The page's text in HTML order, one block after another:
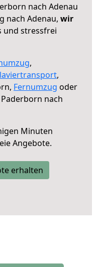
nach Adenau
nach Adenau, wir
und stressfrei
,
,
Fernumzug oder
nach
Minuten
Angebote.
erhalten